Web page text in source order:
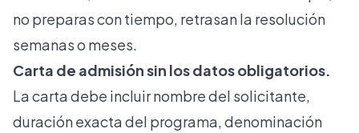
no preparas con tiempo, retrasan la resolución
semanas o meses.
Carta de admisión sin los datos obligatorios.
La carta debe incluir nombre del solicitante,
duración exacta del programa, denominación